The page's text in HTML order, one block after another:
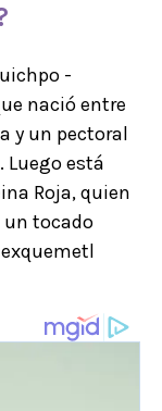
-
nació entre
y un pectoral
está
Roja, quien
un tocado